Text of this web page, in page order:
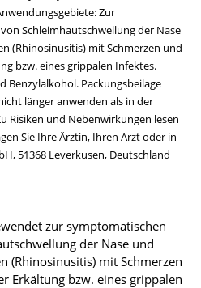
Zur
Schleimhautschwellung der Nase
(Rhinosinusitis) mit Schmerzen und
bzw. eines grippalen Infektes.
Benzylalkohol. Packungsbeilage
länger anwenden als in der
Risiken und Nebenwirkungen lesen
Sie Ihre Ärztin, Ihren Arzt oder in
51368 Leverkusen, Deutschland
zur symptomatischen
der Nase und
(Rhinosinusitis) mit Schmerzen
Erkältung bzw. eines grippalen